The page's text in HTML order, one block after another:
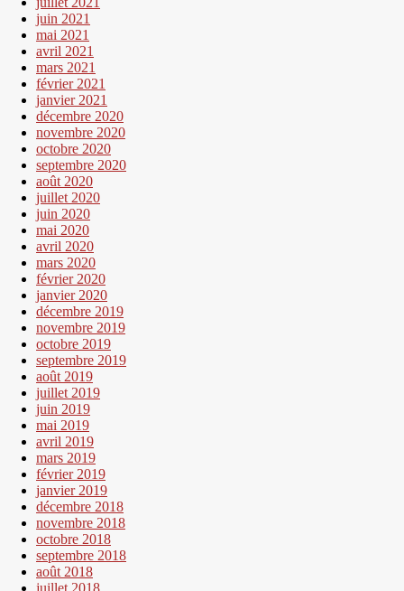
juin 2021
mai 2021
avril 2021
mars 2021
février 2021
janvier 2021
décembre 2020
novembre 2020
octobre 2020
septembre 2020
août 2020
juillet 2020
juin 2020
mai 2020
avril 2020
mars 2020
février 2020
janvier 2020
décembre 2019
novembre 2019
octobre 2019
septembre 2019
août 2019
juillet 2019
juin 2019
mai 2019
avril 2019
mars 2019
février 2019
janvier 2019
décembre 2018
novembre 2018
octobre 2018
septembre 2018
août 2018